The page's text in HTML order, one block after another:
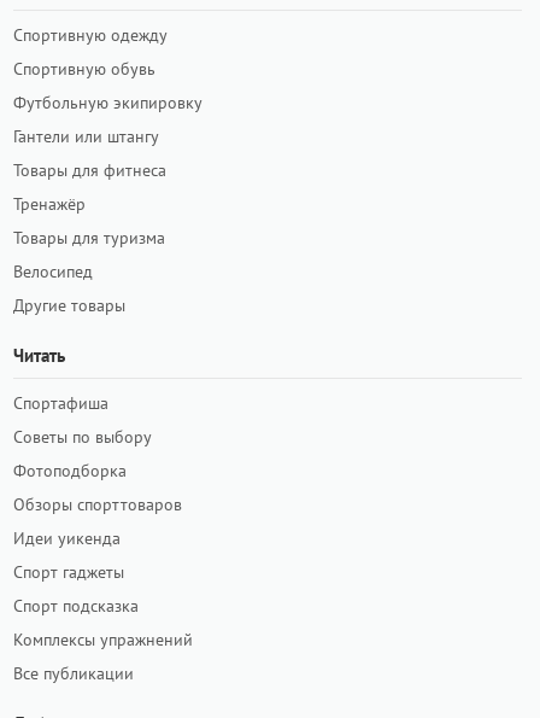
Спортивную одежду
Спортивную обувь
Футбольную экипировку
Гантели или штангу
Товары для фитнеса
Тренажёр
Товары для туризма
Велосипед
Другие товары
Читать
Спортафиша
Советы по выбору
Фотоподборка
Обзоры спорттоваров
Идеи уикенда
Спорт гаджеты
Спорт подсказка
Комплексы упражнений
Все публикации